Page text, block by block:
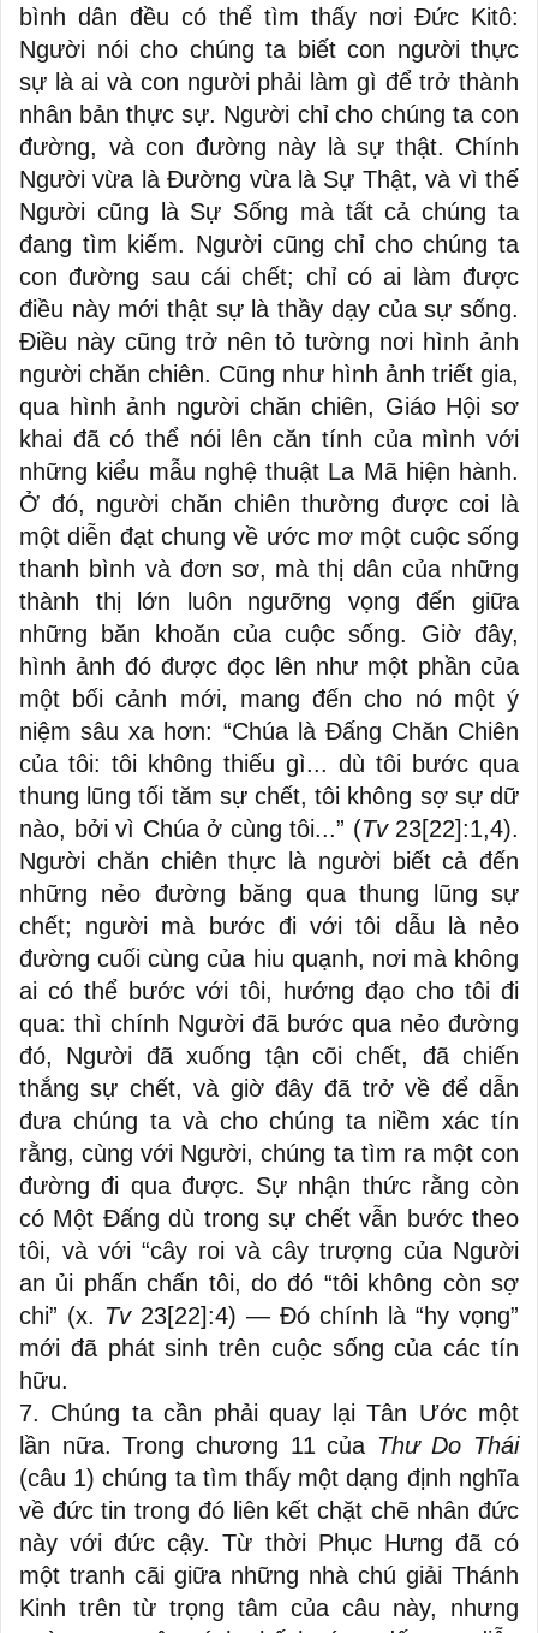
bình dân đều có thể tìm thấy nơi Đức Kitô:
Người nói cho chúng ta biết con người thực
sự là ai và con người phải làm gì để trở thành
nhân bản thực sự. Người chỉ cho chúng ta con
đường, và con đường này là sự thật. Chính
Người vừa là Đường vừa là Sự Thật, và vì thế
Người cũng là Sự Sống mà tất cả chúng ta
đang tìm kiếm. Người cũng chỉ cho chúng ta
con đường sau cái chết; chỉ có ai làm được
điều này mới thật sự là thầy dạy của sự sống.
Điều này cũng trở nên tỏ tường nơi hình ảnh
người chăn chiên. Cũng như hình ảnh triết gia,
qua hình ảnh người chăn chiên, Giáo Hội sơ
khai đã có thể nói lên căn tính của mình với
những kiểu mẫu nghệ thuật La Mã hiện hành.
Ở đó, người chăn chiên thường được coi là
một diễn đạt chung về ước mơ một cuộc sống
thanh bình và đơn sơ, mà thị dân của những
thành thị lớn luôn ngưỡng vọng đến giữa
những băn khoăn của cuộc sống. Giờ đây,
hình ảnh đó được đọc lên như một phần của
một bối cảnh mới, mang đến cho nó một ý
niệm sâu xa hơn: “Chúa là Đấng Chăn Chiên
của tôi: tôi không thiếu gì... dù tôi bước qua
thung lũng tối tăm sự chết, tôi không sợ sự dữ
nào, bởi vì Chúa ở cùng tôi...” (Tv23[22]:1,4).
Người chăn chiên thực là người biết cả đến
những nẻo đường băng qua thung lũng sự
chết; người mà bước đi với tôi dẫu là nẻo
đường cuối cùng của hiu quạnh, nơi mà không
ai có thể bước với tôi, hướng đạo cho tôi đi
qua: thì chính Người đã bước qua nẻo đường
đó, Người đã xuống tận cõi chết, đã chiến
thắng sự chết, và giờ đây đã trở về để dẫn
đưa chúng ta và cho chúng ta niềm xác tín
rằng, cùng với Người, chúng ta tìm ra một con
đường đi qua được. Sự nhận thức rằng còn
có Một Đấng dù trong sự chết vẫn bước theo
tôi, và với “cây roi và cây trượng của Người
an ủi phấn chấn tôi, do đó “tôi không còn sợ
chi” (x. Tv23[22]:4) — Đó chính là “hy vọng”
mới đã phát sinh trên cuộc sống của các tín
hữu.
7. Chúng ta cần phải quay lại Tân Ước một
lần nữa. Trong chương 11 của Thư Do Thái
(câu 1) chúng ta tìm thấy một dạng định nghĩa
về đức tin trong đó liên kết chặt chẽ nhân đức
này với đức cậy. Từ thời Phục Hưng đã có
một tranh cãi giữa những nhà chú giải Thánh
Kinh trên từ trọng tâm của câu này, nhưng